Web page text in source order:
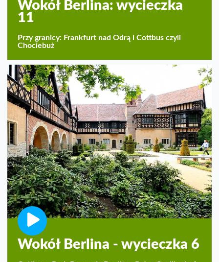
Wokół Berlina: wycieczka
11
Przy granicy: Frankfurt nad Odrą i Cottbus czyli
Chociebuż
Wokół Berlina - wycieczka 6